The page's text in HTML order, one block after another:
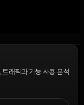
래픽과 기능 사용 분석